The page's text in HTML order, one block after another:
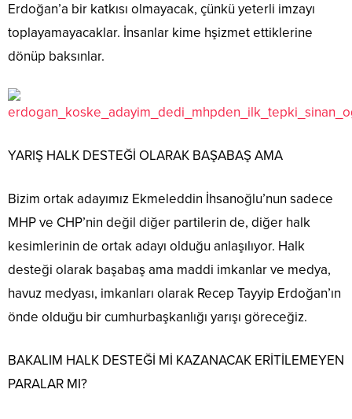
Erdoğan’a bir katkısı olmayacak, çünkü yeterli imzayı
toplayamayacaklar. İnsanlar kime hşizmet ettiklerine
dönüp baksınlar.
YARIŞ HALK DESTEĞİ OLARAK BAŞABAŞ AMA
Bizim ortak adayımız Ekmeleddin İhsanoğlu’nun sadece
MHP ve CHP’nin değil diğer partilerin de, diğer halk
kesimlerinin de ortak adayı olduğu anlaşılıyor. Halk
desteği olarak başabaş ama maddi imkanlar ve medya,
havuz medyası, imkanları olarak Recep Tayyip Erdoğan’ın
önde olduğu bir cumhurbaşkanlığı yarışı göreceğiz.
BAKALIM HALK DESTEĞİ Mİ KAZANACAK ERİTİLEMEYEN
PARALAR MI?